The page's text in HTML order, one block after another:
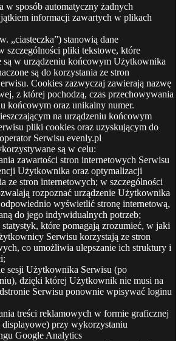
w sposób automatyczny żadnych
informacji zawartych w plikach
„ciasteczka”) stanowią dane
szczególności pliki tekstowe, które
są w urządzeniu końcowym Użytkownika
są do korzystania ze stron
Cookies zazwyczaj zawierają nazwę
z której pochodzą, czas przechowywania
końcowym oraz unikalny numer.
na urządzeniu końcowym
pliki cookies oraz uzyskującym do
Serwisu evenly.pl
są w celu:
zawartości stron internetowych Serwisu
Użytkownika oraz optymalizacji
ze stron internetowych; w szczególności
rozpoznać urządzenie Użytkownika
wyświetlić stronę internetową,
do jego indywidualnych potrzeb;
które pomagają zrozumieć, w jaki
Serwisu korzystają ze stron
co umożliwia ulepszanie ich struktury i
sesji Użytkownika Serwisu (po
dzięki której Użytkownik nie musi na
Serwisu ponownie wpisywać loginu
treści reklamowych w formie graficznej
przy wykorzystaniu
Google Analytics